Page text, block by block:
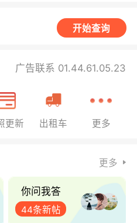
乐家海选启动！
开始查询
广告联系 01.44.61.05.23
更新 出租车 更多
更多
你问我答
44条新帖